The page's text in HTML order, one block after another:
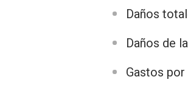
Daños
Daños de
Gastos